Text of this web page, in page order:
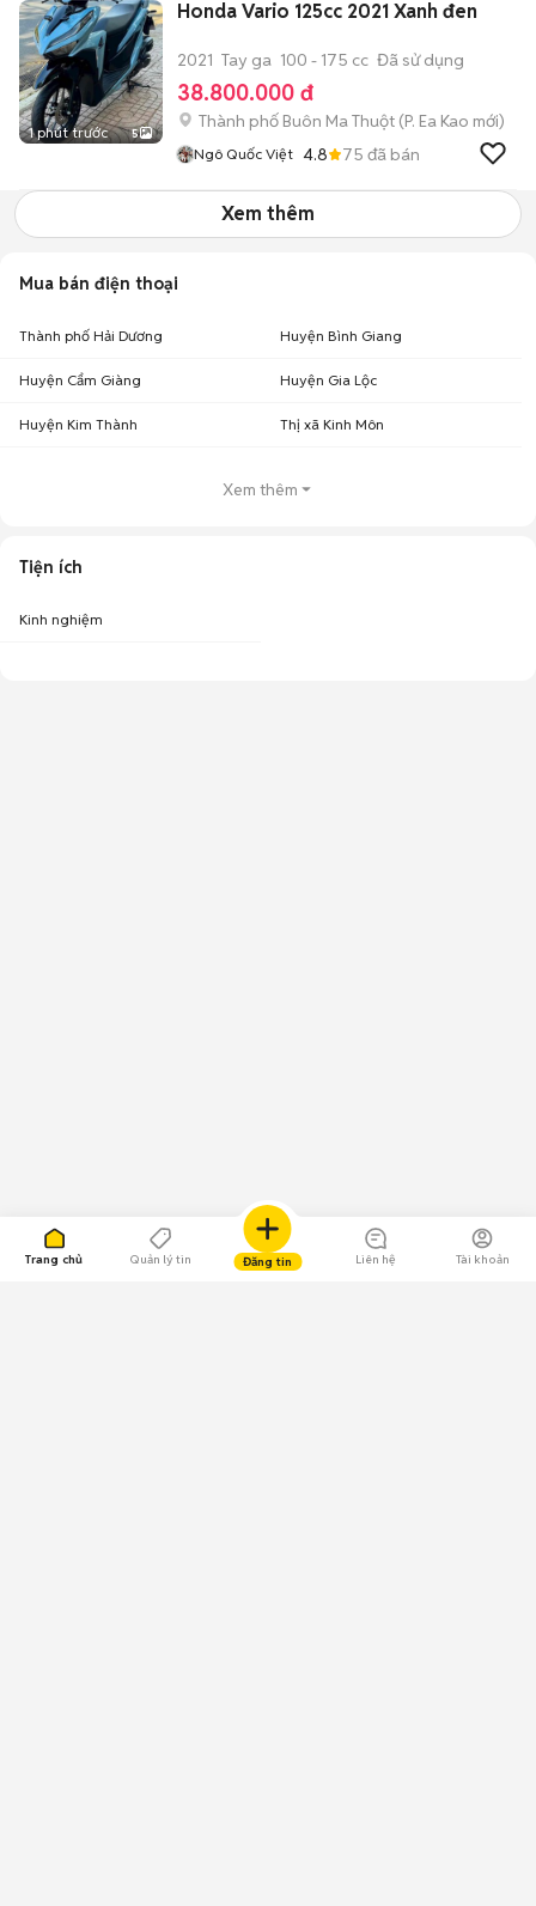
Trang chủ Quản lý tin Đăng tin Liên hệ Tài khoản
1 phút trước 5
Honda Vario 125cc 2021 Xanh đen
2021 Tay ga 100 - 175 cc Đã sử dụng
38.800.000 đ
Thành phố Buôn Ma Thuột (P. Ea Kao mới)
Ngô Quốc Việt 4.8 75 đã bán
Xem thêm
Mua bán điện thoại
Thành phố Hải Dương Huyện Bình Giang
Huyện Cẩm Giàng Huyện Gia Lộc
Huyện Kim Thành Thị xã Kinh Môn
Xem thêm
Tiện ích
Kinh nghiệm